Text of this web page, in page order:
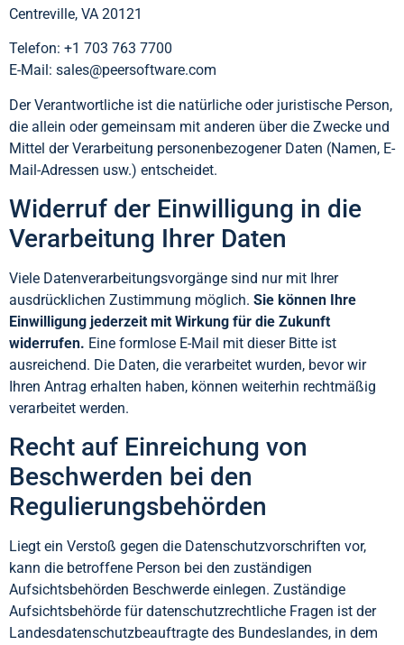
Centreville, VA 20121
Telefon: +1 703 763 7700
E-Mail: sales@peersoftware.com
Der Verantwortliche ist die natürliche oder juristische Person,
die allein oder gemeinsam mit anderen über die Zwecke und
Mittel der Verarbeitung personenbezogener Daten (Namen, E-
Mail-Adressen usw.) entscheidet.
Widerruf der Einwilligung in die
Verarbeitung Ihrer Daten
Viele Datenverarbeitungsvorgänge sind nur mit Ihrer
ausdrücklichen Zustimmung möglich. Sie können Ihre
Einwilligung jederzeit mit Wirkung für die Zukunft
widerrufen. Eine formlose E-Mail mit dieser Bitte ist
ausreichend. Die Daten, die verarbeitet wurden, bevor wir
Ihren Antrag erhalten haben, können weiterhin rechtmäßig
verarbeitet werden.
Recht auf Einreichung von
Beschwerden bei den
Regulierungsbehörden
Liegt ein Verstoß gegen die Datenschutzvorschriften vor,
kann die betroffene Person bei den zuständigen
Aufsichtsbehörden Beschwerde einlegen. Zuständige
Aufsichtsbehörde für datenschutzrechtliche Fragen ist der
Landesdatenschutzbeauftragte des Bundeslandes, in dem